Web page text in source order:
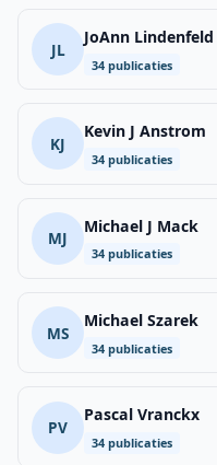
JL
JoAnn Lindenfeld
34 publicaties
KJ
Kevin J Anstrom
34 publicaties
MJ
Michael J Mack
34 publicaties
MS
Michael Szarek
34 publicaties
PV
Pascal Vranckx
34 publicaties